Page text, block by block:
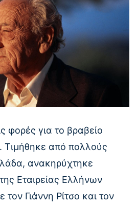
φορές για το βραβείο
Τιμήθηκε από πολλούς
ανακηρύχτηκε
Εταιρείας Ελλήνων
Γιάννη Ρίτσο και τον